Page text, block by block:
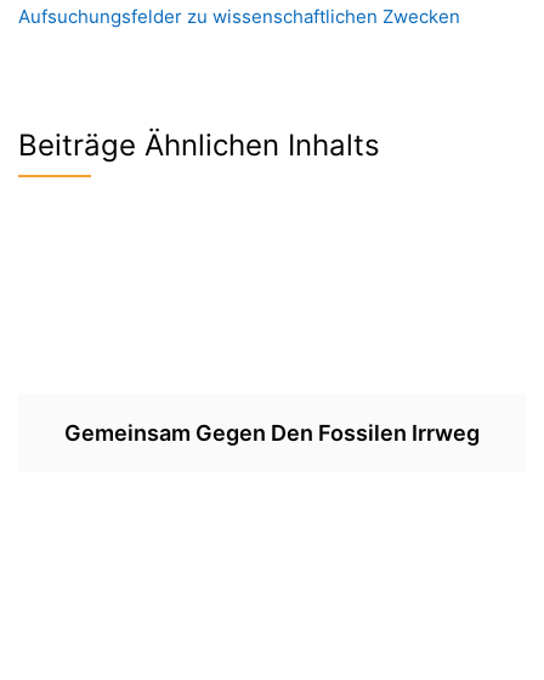
Aufsuchungsfelder zu wissenschaftlichen Zwecken
Beiträge Ähnlichen Inhalts
Gemeinsam Gegen Den Fossilen Irrweg